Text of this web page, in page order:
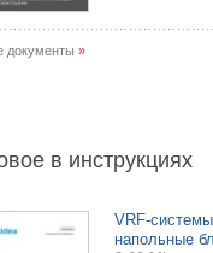
документы »
в инструкциях
VRF-
напольные